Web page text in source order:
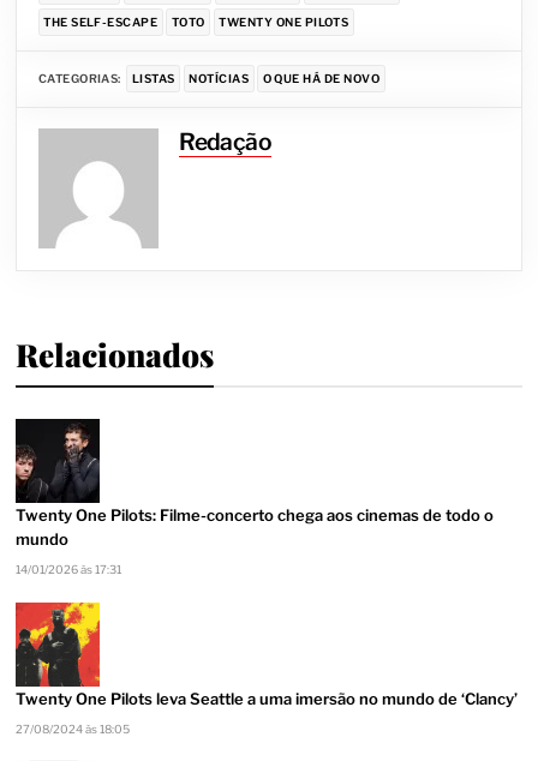
THE SELF-ESCAPE TOTO TWENTY ONE PILOTS
CATEGORIAS: LISTAS NOTÍCIAS O QUE HÁ DE NOVO
Redação
Relacionados
Twenty One Pilots: Filme-concerto chega aos cinemas de todo o
mundo
14/01/2026 às 17:31
Twenty One Pilots leva Seattle a uma imersão no mundo de ‘Clancy’
27/08/2024 às 18:05